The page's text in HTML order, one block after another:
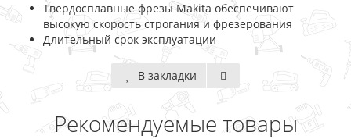
Твердосплавные фрезы Makita обеспечивают
высокую скорость строгания и фрезерования
Длительный срок эксплуатации
В закладки
Рекомендуемые товары